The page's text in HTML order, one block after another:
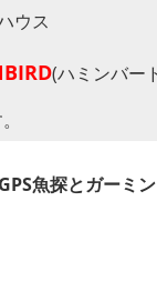
ウス
(ハミンバー
魚探とガーミ